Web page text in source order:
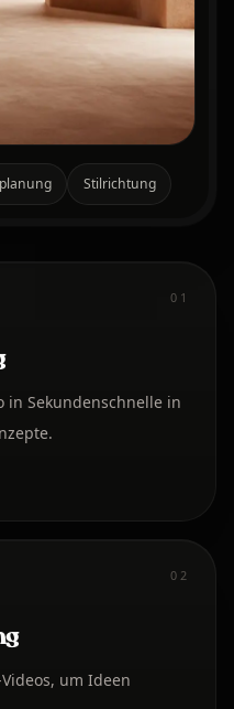
Stilrichtung
01
in Sekundenschnelle in
02
um Ideen